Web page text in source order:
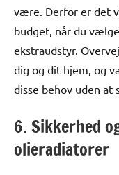
være. Derfor er det
budget, når du
ekstraudstyr.
dig og dit hjem, og
disse behov uden at
6. Sikkerhed
olieradiatorer